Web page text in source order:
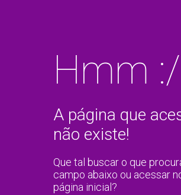
Hmm :/
A página que
não existe!
Que tal buscar o que
campo abaixo ou acessar
página inicial?